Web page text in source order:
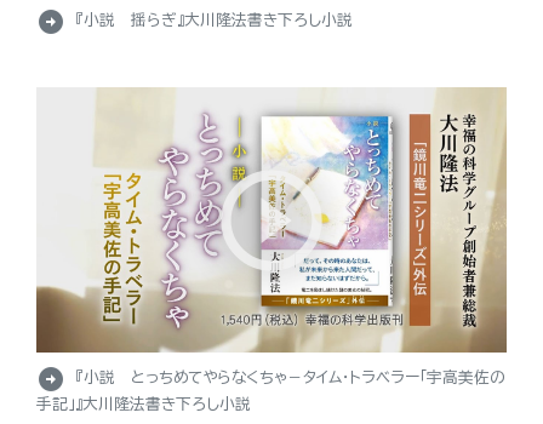
arrow_circle_right 『小説 揺らぎ』大川隆法書き下ろし小説
arrow_circle_right
『小説 とっちめてやらなくちゃ－タイム・トラベラー「宇高美佐の
手記」』大川隆法書き下ろし小説